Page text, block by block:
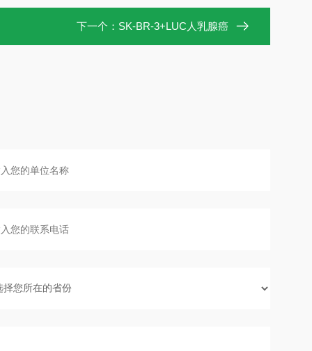
下一个： SK-BR-3+LUC人乳腺癌